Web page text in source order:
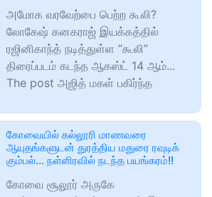
அமோக வரவேற்பை பெற்ற கூலி?
லோகேஷ் கனகராஜ் இயக்கத்தில்
ரஜினிகாந்த் நடித்துள்ள “கூலி”
திரைப்படம் கடந்த ஆகஸ்ட் 14 ஆம்...
The post அஜித் மகள் பகிர்ந்த
கோவையில் கல்லூரி மாணவரை
ஆயுதங்களுடன் துரத்திய மதுரை ரவுடிக்
கும்பல்… நள்ளிரவில் நடந்த பயங்கரம்!!
கோவை சூலூர் அருகே